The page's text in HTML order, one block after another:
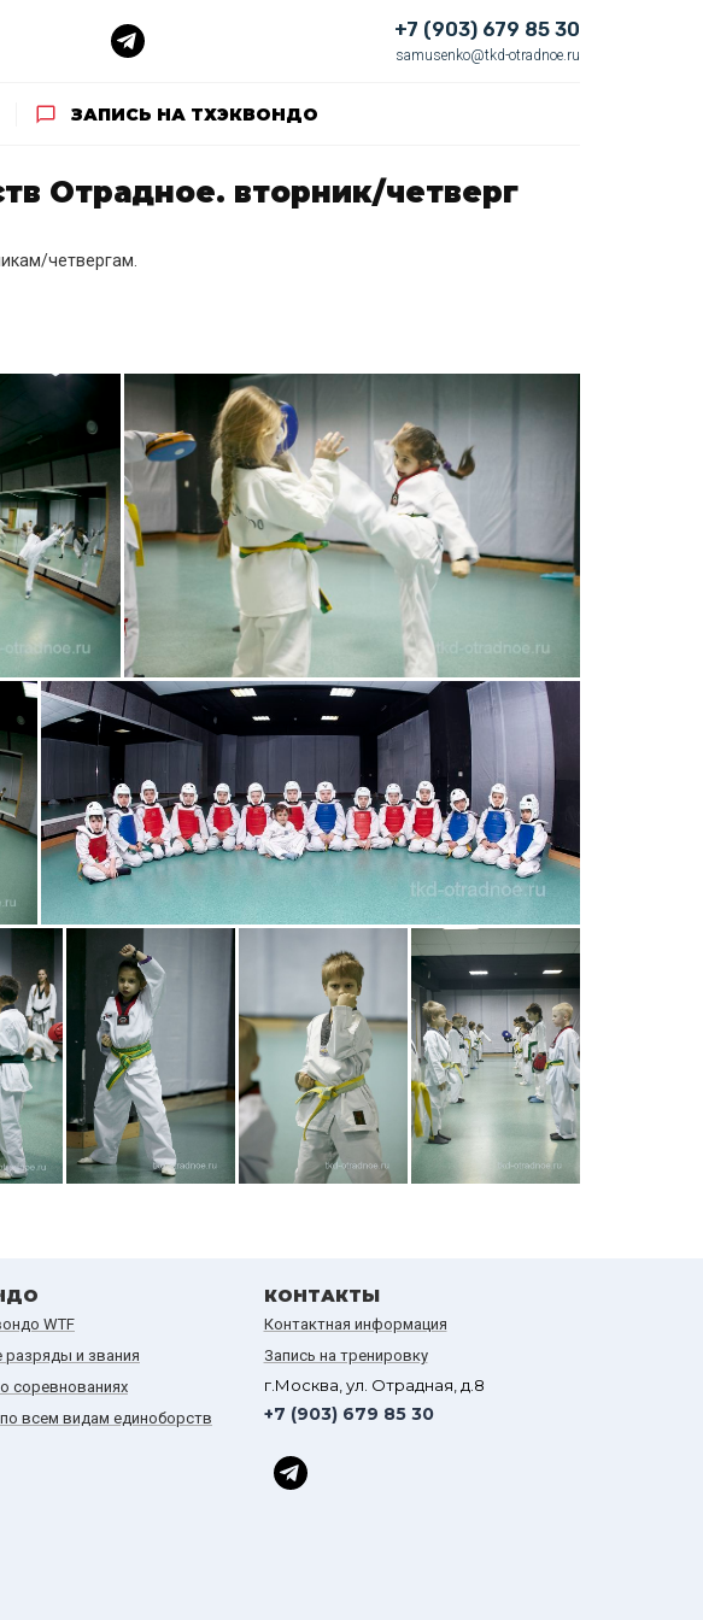
+7 (903) 679 85 30
samusenko@tkd-otradnoe.ru
ЗАПИСЬ НА ТХЭКВОНДО
Отрадное. вторник/четверг
четвергам.
WTF
и звания
соревнованиях
всем видам единоборств
КОНТАКТЫ
Контактная информация
Запись на тренировку
г.Москва, ул. Отрадная, д.8
+7 (903) 679 85 30